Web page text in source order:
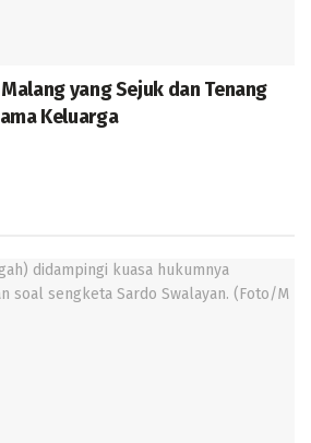
yang Sejuk dan Tenang
Keluarga